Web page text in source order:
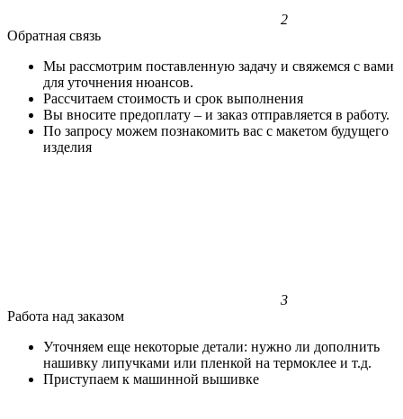
2
Обратная связь
Мы рассмотрим поставленную задачу и свяжемся с вами
для уточнения нюансов.
Рассчитаем стоимость и срок выполнения
Вы вносите предоплату – и заказ отправляется в работу.
По запросу можем познакомить вас с макетом будущего
изделия
3
Работа над заказом
Уточняем еще некоторые детали: нужно ли дополнить
нашивку липучками или пленкой на термоклее и т.д.
Приступаем к машинной вышивке